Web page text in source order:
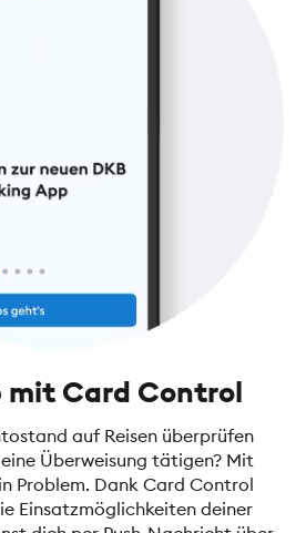
mit Card Control
auf Reisen überprüfen
Überweisung tätigen? Mit
Problem. Dank Card Control
Einsatzmöglichkeiten deiner